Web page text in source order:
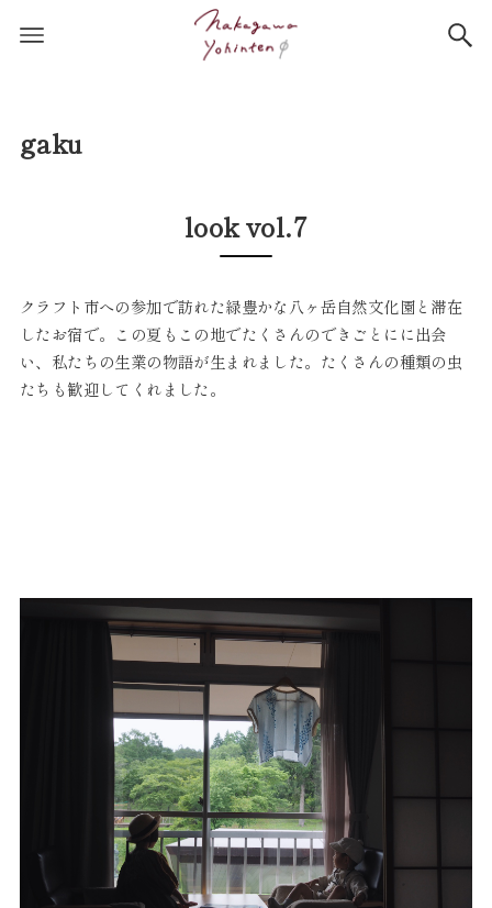
gaku
look vol.7
クラフト市への参加で訪れた緑豊かな八ヶ岳自然文化園と滞在
したお宿で。この夏もこの地でたくさんのできごとにに出会
い、私たちの生業の物語が生まれました。たくさんの種類の虫
たちも歓迎してくれました。